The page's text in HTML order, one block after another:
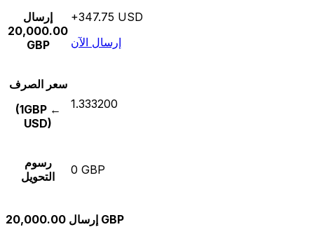
إرسال
20,000.00
GBP
+347.75 USD
إرسال الآن
سعر الصرف
(1GBP ←
USD)
1.333200
رسوم
التحويل
0 GBP
إرسال 20,000.00 GBP